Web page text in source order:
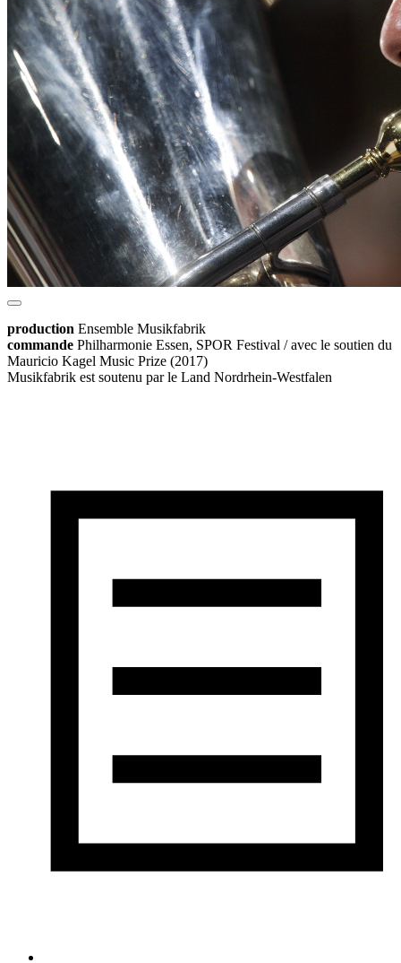
production Ensemble Musikfabrik
commande Philharmonie Essen, SPOR Festival / avec le soutien du
Mauricio Kagel Music Prize (2017)
Musikfabrik est soutenu par le Land Nordrhein-Westfalen